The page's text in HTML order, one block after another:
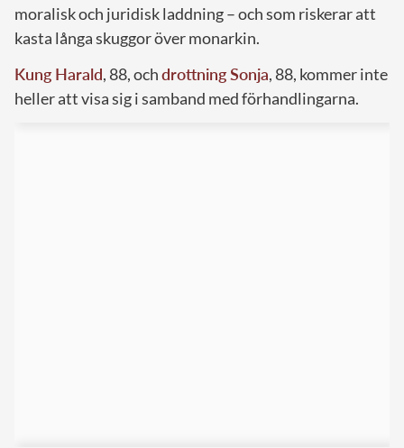
moralisk och juridisk laddning – och som riskerar att
kasta långa skuggor över monarkin.
Kung Harald, 88, ochdrottning Sonja, 88, kommer inte
heller att visa sig i samband med förhandlingarna.